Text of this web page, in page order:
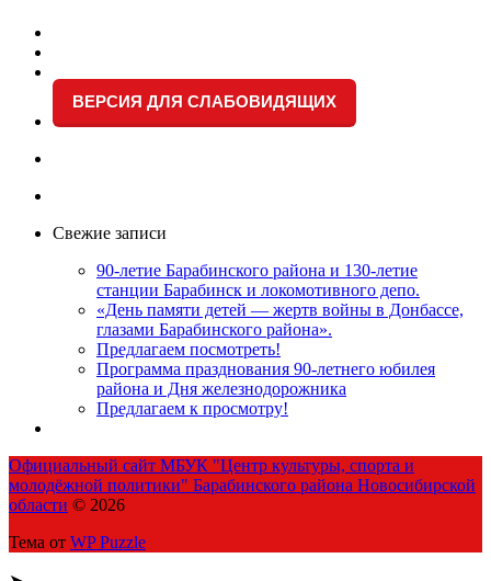
ВЕРСИЯ ДЛЯ СЛАБОВИДЯЩИХ
Свежие записи
90-летие Барабинского района и 130-летие
станции Барабинск и локомотивного депо.
«День памяти детей — жертв войны в Донбассе,
глазами Барабинского района».
Предлагаем посмотреть!
Программа празднования 90-летнего юбилея
района и Дня железнодорожника
Предлагаем к просмотру!
Официальный сайт МБУК "Центр культуры, спорта и
молодёжной политики" Барабинского района Новосибирской
области © 2026
Тема от WP Puzzle